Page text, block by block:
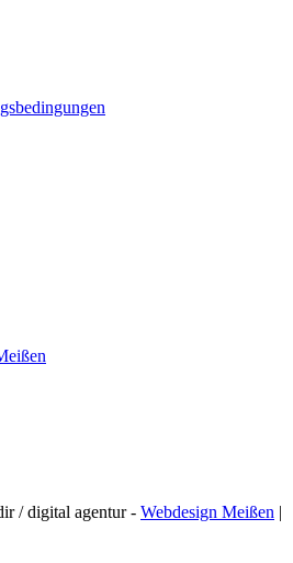
/ digital agentur - Webdesign Meißen |